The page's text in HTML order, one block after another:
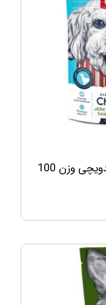
تشویقی سگ ونپی مدل مرغ ساندویچی وزن 100